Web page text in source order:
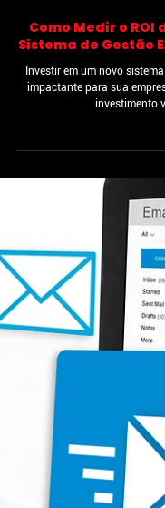
Como Medir o ROI
Sistema de Gestão
Investir em um novo
impactante para sua
investimento